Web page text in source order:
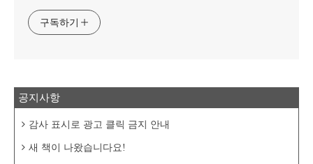
구독하기
공지사항
감사 표시로 광고 클릭 금지 안내
새 책이 나왔습니다요!